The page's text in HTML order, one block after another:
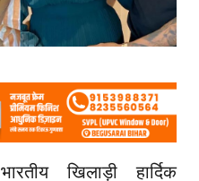
भारतीय खिलाड़ी हार्दिक